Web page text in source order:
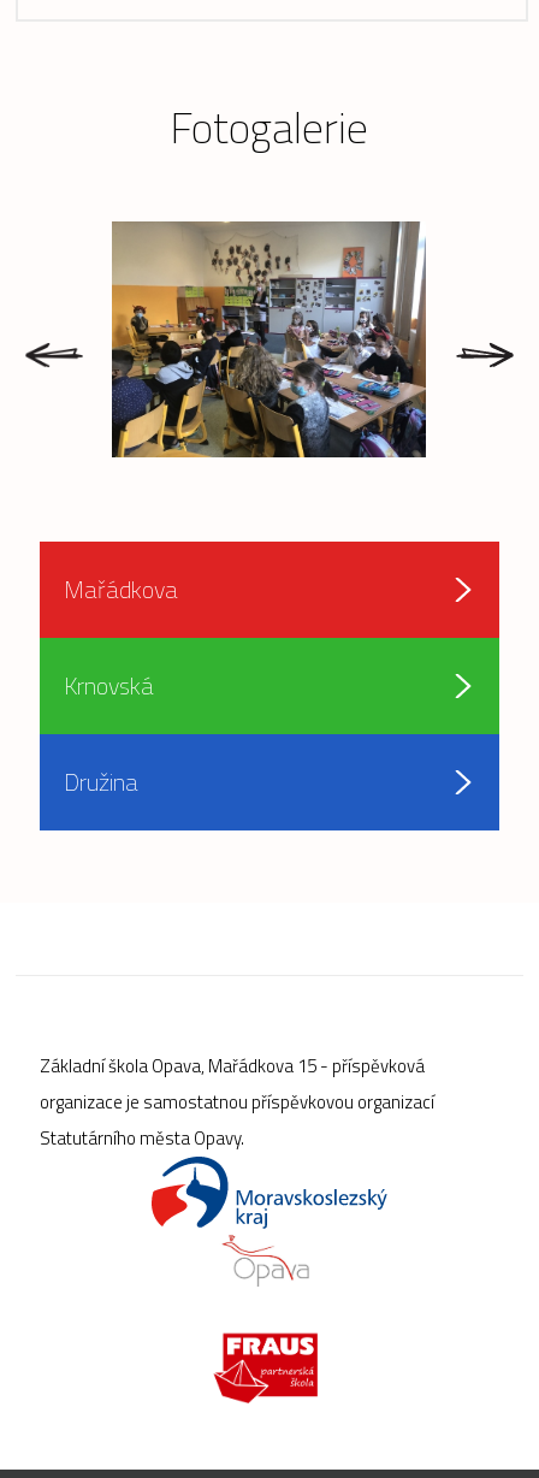
Fotogalerie
Mařádkova
Krnovská
Družina
Základní škola Opava, Mařádkova 15 - příspěvková
organizace je samostatnou příspěvkovou organizací
Statutárního města Opavy.